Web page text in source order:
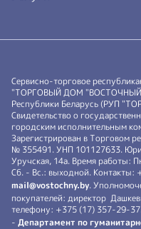
Сервисно-торговое
"ТОРГОВЫЙ ДОМ "ВОСТОЧНЫЙ"
Республики Беларусь (РУП
Свидетельство о
городским исполнительным
Зарегистрирован в Торговом
№ 355491. УНП 101127633.
Уручская, 14а. Время работы:
Сб. - Вс.: выходной.
mail@vostochny.by.
покупателей: директор
телефону: +375 (17) 357-29-
- Департамент по